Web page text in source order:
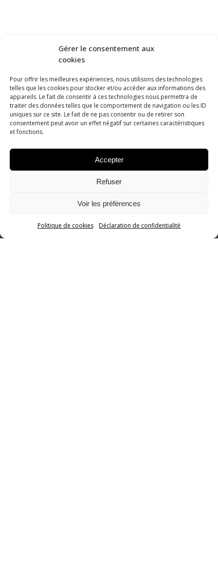
Gérer le consentement aux
cookies
Pour offrir les meilleures expériences, nous utilisons des technologies
telles que les cookies pour stocker et/ou accéder aux informations des
appareils. Le fait de consentir à ces technologies nous permettra de
traiter des données telles que le comportement de navigation ou les ID
uniques sur ce site. Le fait de ne pas consentir ou de retirer son
consentement peut avoir un effet négatif sur certaines caractéristiques
et fonctions.
Accepter
Refuser
Voir les préférences
Politique de cookies Déclaration de confidentialité
Appeler E-mail Plan d'accès